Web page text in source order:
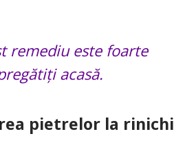
remediu este foarte
acasă.
pietrelor la rinichi